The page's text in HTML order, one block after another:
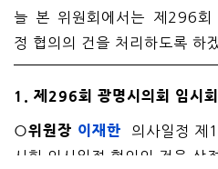
늘 본 위원회에서는 제296회
정 협의의 건을 처리하도록 하
1. 제296회 광명시의회 임시
○위원장 이재한 의사일정 제
시회 의사일정 협의의 건을 상